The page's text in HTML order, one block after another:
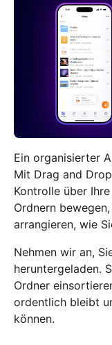
Ein organisierter
Mit Drag and
Kontrolle über
Ordnern
arrangieren, wie
Nehmen wir an,
heruntergeladen.
Ordner
ordentlich bleibt
können.